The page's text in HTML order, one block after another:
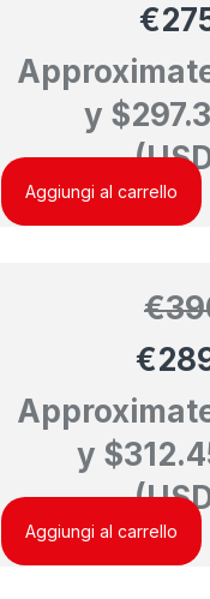
€
y $
Aggiungi al carrello
€
€
y $
Aggiungi al carrello